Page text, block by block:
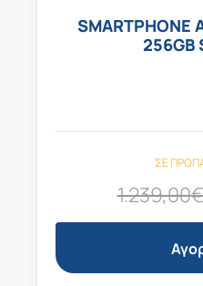
SMARTPHONE
256GB
ΣΕ
1.239,00€